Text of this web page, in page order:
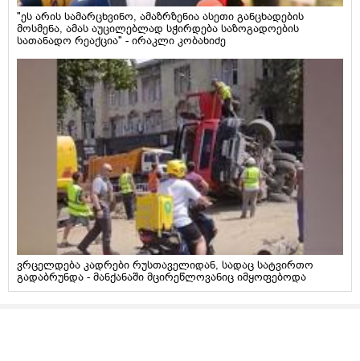
"ეს არის სამარცხვინო, ამაზრზენია ასეთი განცხადების
მოსმენა, ამას აუცილებლად სჭირდება საზოგადოების
სათანადო რეაქცია" - ირაკლი კობახიძე
ვრცელდება კადრები რუსთაველიდან, სადაც სატვირთო
გადაბრუნდა - მანქანაში მცირეწლოვანიც იმყოფებოდა